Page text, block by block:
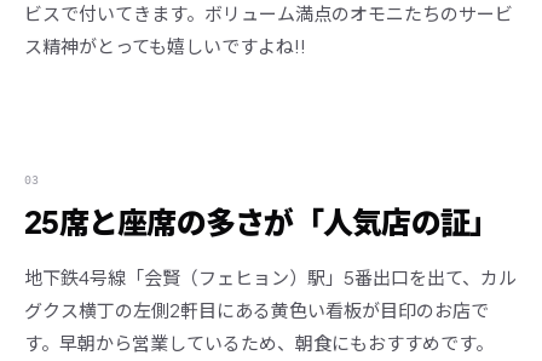
ビスで付いてきます。ボリューム満点のオモニたちのサービ
ス精神がとっても嬉しいですよね!!
03
25席と座席の多さが「人気店の証」
地下鉄4号線「会賢（フェヒョン）駅」5番出口を出て、カル
グクス横丁の左側2軒目にある黄色い看板が目印のお店で
す。早朝から営業しているため、朝食にもおすすめです。